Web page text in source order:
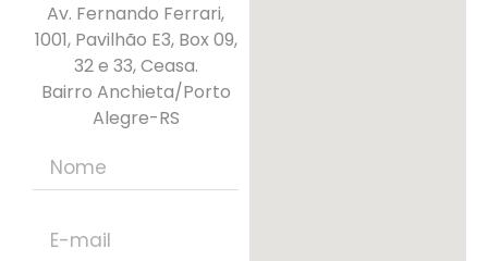
Av. Fernando Ferrari,
1001, Pavilhão E3, Box 09,
32 e 33, Ceasa.
Bairro Anchieta/Porto
Alegre-RS